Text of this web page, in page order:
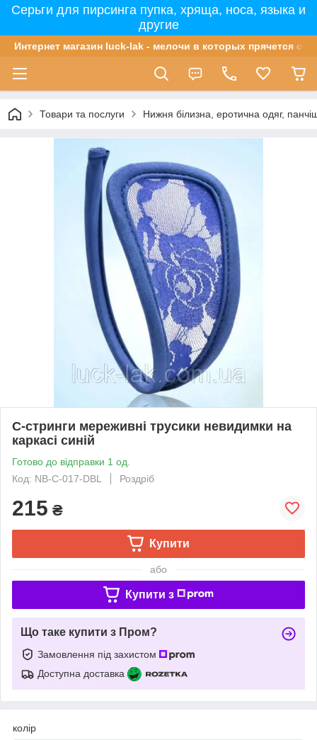
Серьги для пирсинга пупка, хряща, носа, языка и
другие
Интернет магазин luck-lak - мелочи в которых прячется
Товари та послуги Нижня білизна, еротична одяг,
С-стринги мереживні трусики невидимки на
каркасі синій
Готово до відправки 1 од.
Код: NB-С-017-DBL
Роздріб
215 ₴
Купити
або
Купити з
Що таке купити з Пром?
Замовлення під захистом
Доступна доставка
колір